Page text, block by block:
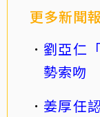
更多新聞
劉亞仁
勢索吻
姜厚任